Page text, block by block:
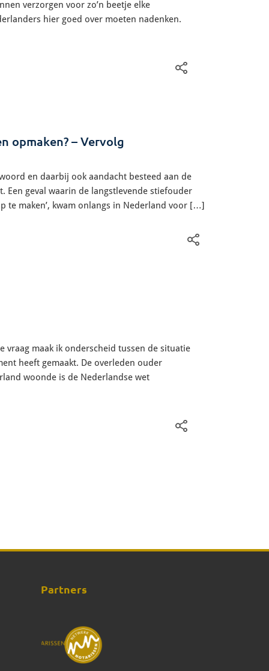
verzorgen voor zo’n beetje elke
hier goed over moeten nadenken.
opmaken? – Vervolg
en daarbij ook aandacht besteed aan de
Een geval waarin de langstlevende stiefouder
te maken’, kwam onlangs in Nederland voor […]
vraag maak ik onderscheid tussen de situatie
heeft gemaakt. De overleden ouder
woonde is de Nederlandse wet
Partners